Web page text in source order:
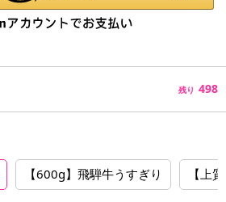
残り 498
【600g】飛騨牛うすぎり 【上